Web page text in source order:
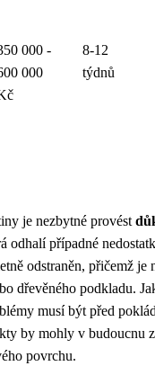
000 -
000
8-12
týdnů
je nezbytné provést
odhalí případné
odstraněn, přičemž je
dřevěného podkladu.
musí být před
by mohly v budoucnu
povrchu.